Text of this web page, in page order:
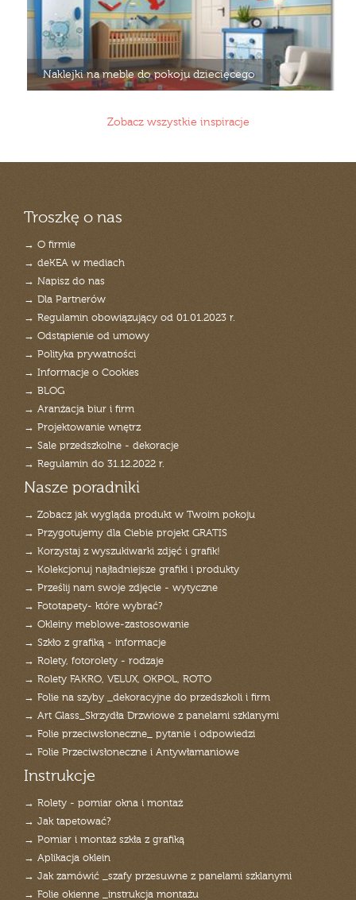
Naklejki na meble do pokoju dziecięcego
Zobacz wszystkie inspiracje
Troszkę o nas
→ O firmie
→ deKEA w mediach
→ Napisz do nas
→ Dla Partnerów
→ Regulamin obowiązujący od 01.01.2023 r.
→ Odstąpienie od umowy
→ Polityka prywatności
→ Informacje o Cookies
→ BLOG
→ Aranżacja biur i firm
→ Projektowanie wnętrz
→ Sale przedszkolne - dekoracje
→ Regulamin do 31.12.2022 r.
Nasze poradniki
→ Zobacz jak wygląda produkt w Twoim pokoju
→ Przygotujemy dla Ciebie projekt GRATIS
→ Korzystaj z wyszukiwarki zdjęć i grafik!
→ Kolekcjonuj najładniejsze grafiki i produkty
→ Prześlij nam swoje zdjęcie - wytyczne
→ Fototapety- które wybrać?
→ Okleiny meblowe-zastosowanie
→ Szkło z grafiką - informacje
→ Rolety, fotorolety - rodzaje
→ Rolety FAKRO, VELUX, OKPOL, ROTO
→ Folie na szyby _dekoracyjne do przedszkoli i firm
→ Art Glass_Skrzydła Drzwiowe z panelami szklanymi
→ Folie przeciwsłoneczne_ pytanie i odpowiedzi
→ Folie Przeciwsłoneczne i Antywłamaniowe
Instrukcje
→ Rolety - pomiar okna i montaż
→ Jak tapetować?
→ Pomiar i montaż szkła z grafiką
→ Aplikacja oklein
→ Jak zamówić _szafy przesuwne z panelami szklanymi
→ Folie okienne _instrukcja montażu